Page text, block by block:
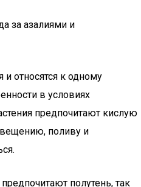
за азалиями и
относятся к одному
в условиях
предпочитают кислую
поливу и
полутень, так